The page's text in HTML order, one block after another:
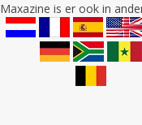
Maxazine is er ook in